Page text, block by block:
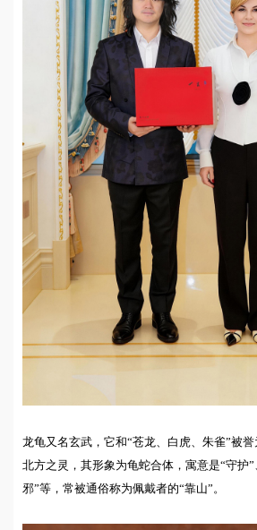
龙龟又名玄武，它和“苍龙、白虎、朱雀”被
北方之灵，其形象为龟蛇合体，寓意是“守护”
邪”等，常被通俗称为佩戴者的“靠山”。